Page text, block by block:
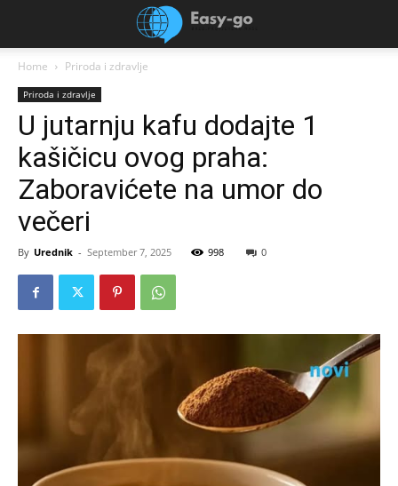
Home Priroda i zdravlje
Priroda i zdravlje
U jutarnju kafu dodajte 1
kašičicu ovog praha:
Zaboravićete na umor do
večeri
By Urednik - September 7, 2025 998 0